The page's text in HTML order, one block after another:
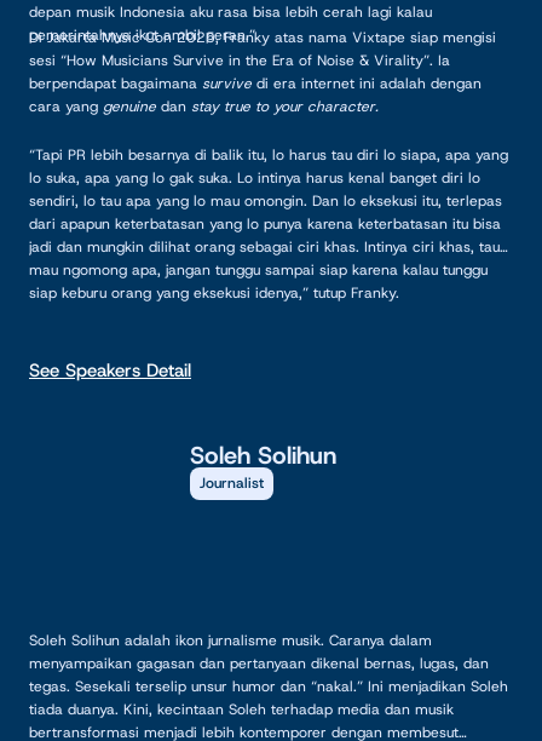
depan musik Indonesia aku rasa bisa lebih cerah lagi kalau
pemerintahnya ikut ambil peran.”
Di Jakarta Music Con 2025, Franky atas nama Vixtape siap mengisi
sesi “How Musicians Survive in the Era of Noise & Virality”. Ia
berpendapat bagaimana survive di era internet ini adalah dengan
cara yang genuine dan stay true to your character.
“Tapi PR lebih besarnya di balik itu, lo harus tau diri lo siapa, apa yang
lo suka, apa yang lo gak suka. Lo intinya harus kenal banget diri lo
sendiri, lo tau apa yang lo mau omongin. Dan lo eksekusi itu, terlepas
dari apapun keterbatasan yang lo punya karena keterbatasan itu bisa
jadi dan mungkin dilihat orang sebagai ciri khas. Intinya ciri khas, tau
mau ngomong apa, jangan tunggu sampai siap karena kalau tunggu
siap keburu orang yang eksekusi idenya,” tutup Franky.
See Speakers Detail
Soleh Solihun
Journalist
Soleh Solihun adalah ikon jurnalisme musik. Caranya dalam
menyampaikan gagasan dan pertanyaan dikenal bernas, lugas, dan
tegas. Sesekali terselip unsur humor dan “nakal.” Ini menjadikan Soleh
tiada duanya. Kini, kecintaan Soleh terhadap media dan musik
bertransformasi menjadi lebih kontemporer dengan membesut